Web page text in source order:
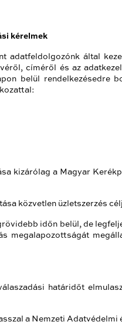
kérelmek
adatfeldolgozónk által
címéről és az
belül rendelkezésedre
kizárólag a Magyar
közvetlen üzletszerzés
időn belül, de
megalapozottságát
határidőt
a Nemzeti